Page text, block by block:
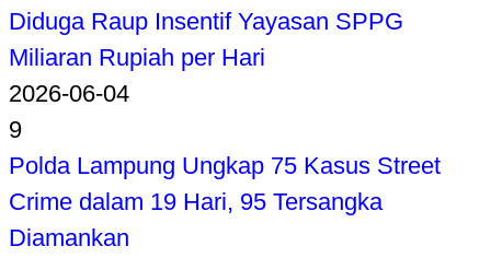
Diduga Raup Insentif Yayasan SPPG
Miliaran Rupiah per Hari
2026-06-04
9
Polda Lampung Ungkap 75 Kasus Street
Crime dalam 19 Hari, 95 Tersangka
Diamankan